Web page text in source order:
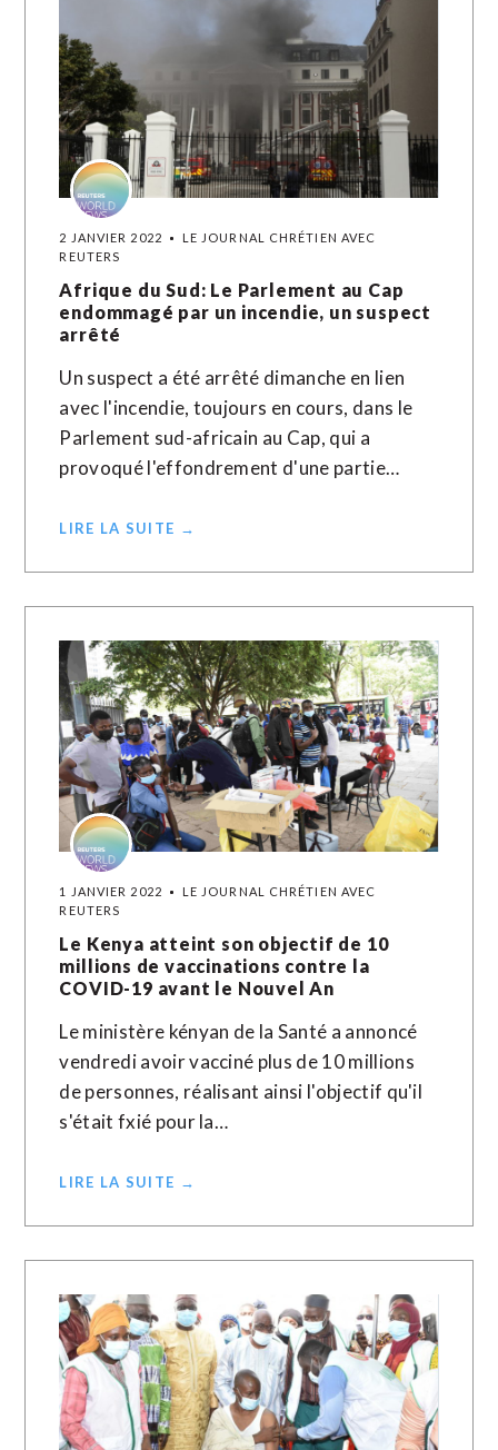
2 JANVIER 2022
LE JOURNAL CHRÉTIEN AVEC
REUTERS
Afrique du Sud: Le Parlement au Cap
endommagé par un incendie, un suspect
arrêté
Un suspect a été arrêté dimanche en lien
avec l'incendie, toujours en cours, dans le
Parlement sud-africain au Cap, qui a
provoqué l'effondrement d'une partie…
LIRE LA SUITE →
1 JANVIER 2022
LE JOURNAL CHRÉTIEN AVEC
REUTERS
Le Kenya atteint son objectif de 10
millions de vaccinations contre la
COVID-19 avant le Nouvel An
Le ministère kényan de la Santé a annoncé
vendredi avoir vacciné plus de 10 millions
de personnes, réalisant ainsi l'objectif qu'il
s'était fxié pour la…
LIRE LA SUITE →